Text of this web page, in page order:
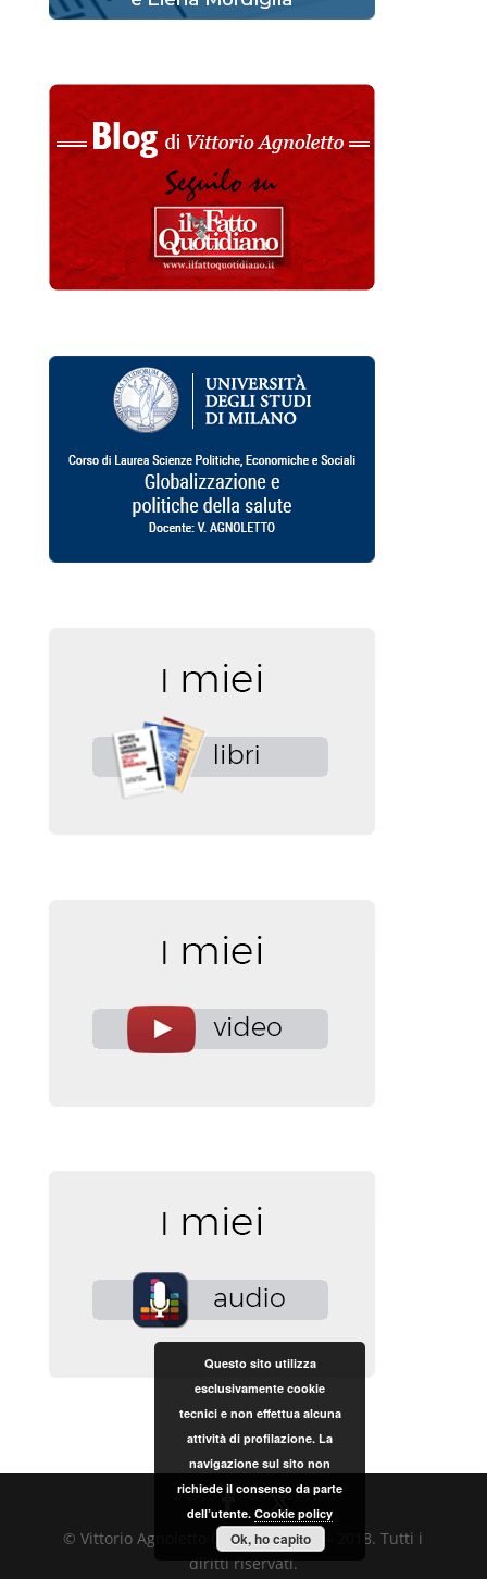
© Vittorio Agnoletto Copyright 2017 – 2018. Tutti i
diritti riservati.
Questo sito utilizza
esclusivamente cookie
tecnici e non effettua alcuna
attività di profilazione. La
navigazione sul sito non
richiede il consenso da parte
dell’utente. Cookie policy
Ok, ho capito